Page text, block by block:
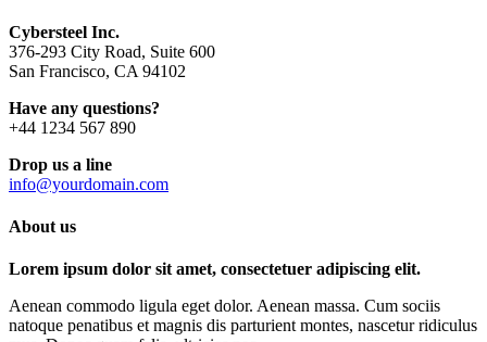
Cybersteel Inc.
376-293 City Road, Suite 600
San Francisco, CA 94102
Have any questions?
+44 1234 567 890
Drop us a line
info@yourdomain.com
About us
Lorem ipsum dolor sit amet, consectetuer adipiscing elit.
Aenean commodo ligula eget dolor. Aenean massa. Cum sociis
natoque penatibus et magnis dis parturient montes, nascetur ridiculus